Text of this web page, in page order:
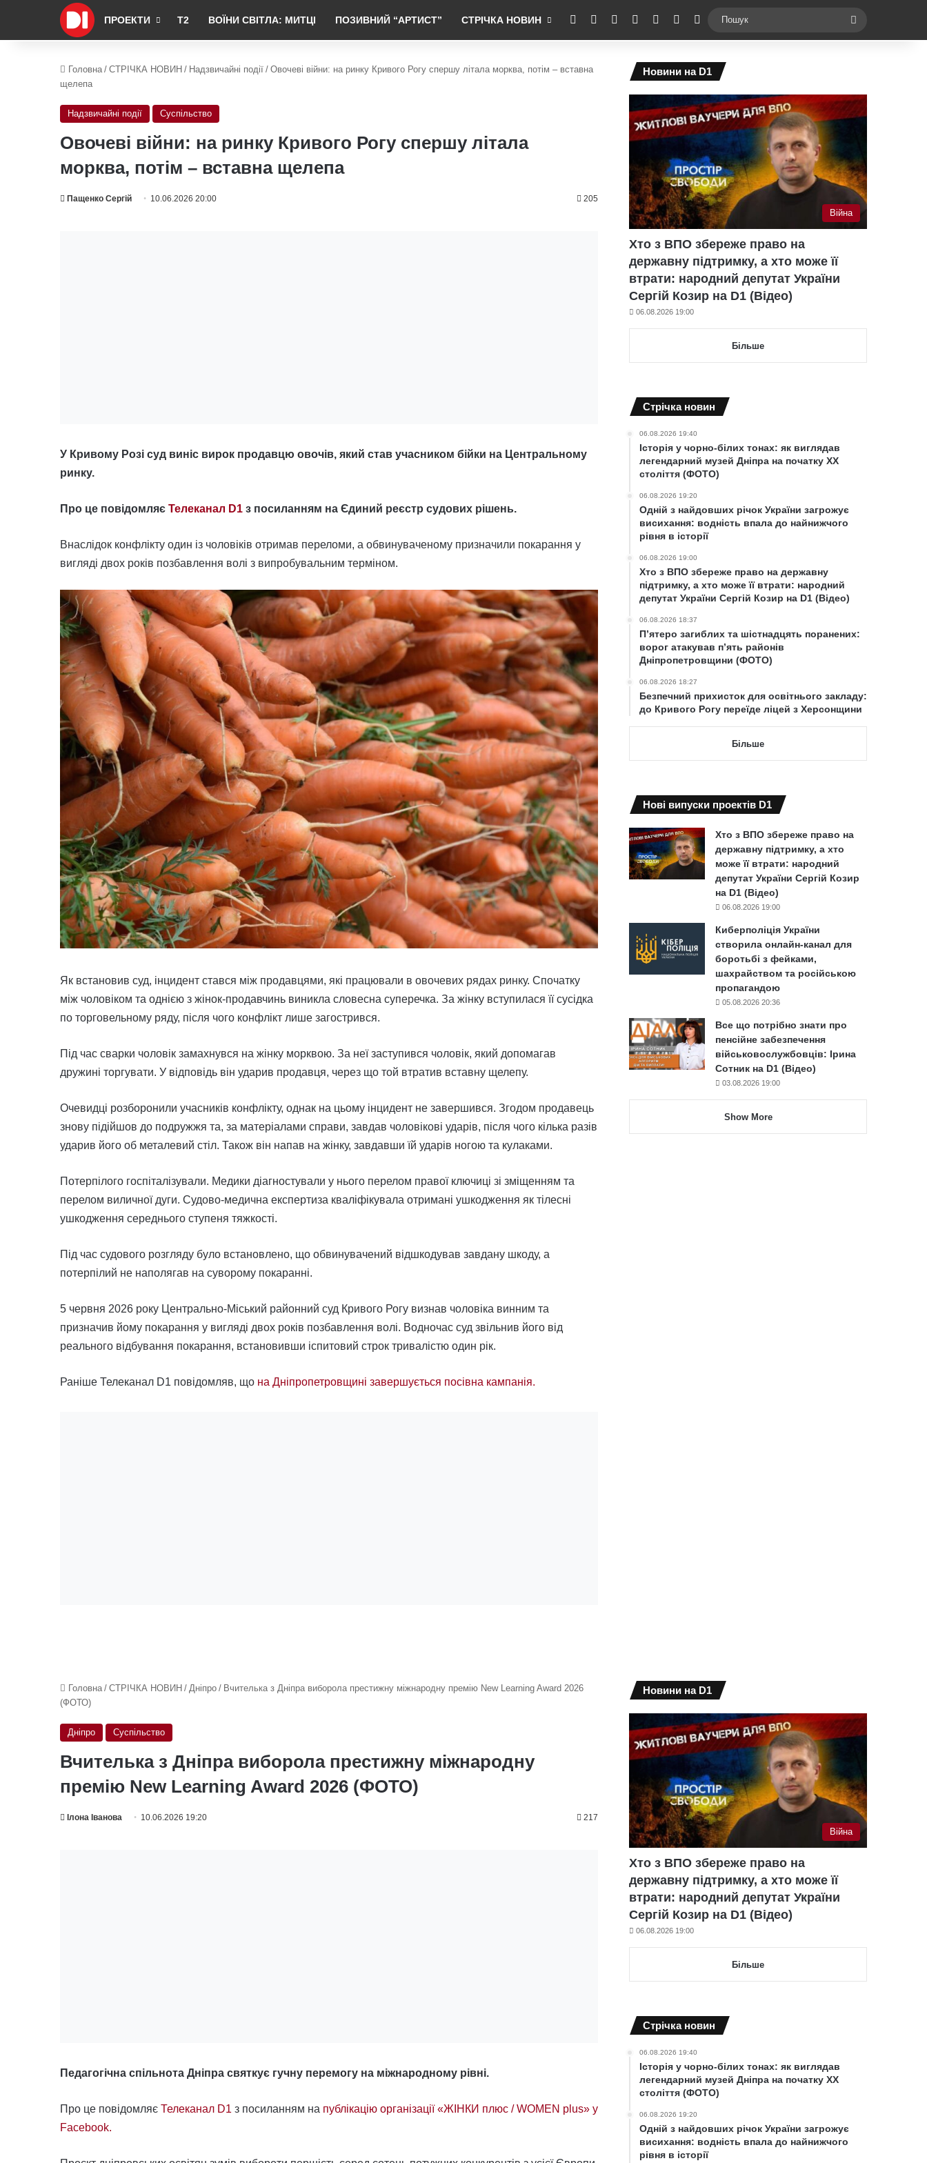
ПРОЕКТИ Т2 ВОЇНИ СВІТЛА: МИТЦІ ПОЗИВНИЙ “АРТИСТ” СТРІЧКА НОВИН RSS Facebook YouTubeInstagramTelegramSwitch skin
Головна / СТРІЧКА НОВИН / Надзвичайні події / Овочеві війни: на ринку Кривого Рогу спершу літала морква, потім – вставна
щелепа
Надзвичайні події Суспільство
Овочеві війни: на ринку Кривого Рогу спершу літала
морква, потім – вставна щелепа
Пащенко Сергій 10.06.2026 20:00 205
У Кривому Розі суд виніс вирок продавцю овочів, який став учасником бійки на Центральному
ринку.
Про це повідомляє Телеканал D1 з посиланням на Єдиний реєстр судових рішень.
Внаслідок конфлікту один із чоловіків отримав переломи, а обвинуваченому призначили покарання у
вигляді двох років позбавлення волі з випробувальним терміном.
Як встановив суд, інцидент стався між продавцями, які працювали в овочевих рядах ринку. Спочатку
між чоловіком та однією з жінок-продавчинь виникла словесна суперечка. За жінку вступилася її сусідка
по торговельному ряду, після чого конфлікт лише загострився.
Під час сварки чоловік замахнувся на жінку морквою. За неї заступився чоловік, який допомагав
дружині торгувати. У відповідь він ударив продавця, через що той втратив вставну щелепу.
Очевидці розборонили учасників конфлікту, однак на цьому інцидент не завершився. Згодом продавець
знову підійшов до подружжя та, за матеріалами справи, завдав чоловікові ударів, після чого кілька разів
ударив його об металевий стіл. Також він напав на жінку, завдавши їй ударів ногою та кулаками.
Потерпілого госпіталізували. Медики діагностували у нього перелом правої ключиці зі зміщенням та
перелом виличної дуги. Судово-медична експертиза кваліфікувала отримані ушкодження як тілесні
ушкодження середнього ступеня тяжкості.
Під час судового розгляду було встановлено, що обвинувачений відшкодував завдану шкоду, а
потерпілий не наполягав на суворому покаранні.
5 червня 2026 року Центрально-Міський районний суд Кривого Рогу визнав чоловіка винним та
призначив йому покарання у вигляді двох років позбавлення волі. Водночас суд звільнив його від
реального відбування покарання, встановивши іспитовий строк тривалістю один рік.
Раніше Телеканал D1 повідомляв, що на Дніпропетровщині завершується посівна кампанія.
Новини на D1
Війна
Хто з ВПО збереже право на
державну підтримку, а хто може її
втрати: народний депутат України
Сергій Козир на D1 (Відео)
06.08.2026 19:00
Більше
Cтрічка новин
06.08.2026 19:40
Історія у чорно-білих тонах: як виглядав
легендарний музей Дніпра на початку ХХ
століття (ФОТО)
06.08.2026 19:20
Одній з найдовших річок України загрожує
висихання: водність впала до найнижчого
рівня в історії
06.08.2026 19:00
Хто з ВПО збереже право на державну
підтримку, а хто може її втрати: народний
депутат України Сергій Козир на D1 (Відео)
06.08.2026 18:37
П’ятеро загиблих та шістнадцять поранених:
ворог атакував п’ять районів
Дніпропетровщини (ФОТО)
06.08.2026 18:27
Безпечний прихисток для освітнього закладу:
до Кривого Рогу переїде ліцей з Херсонщини
Більше
Нові випуски проектів D1
Хто з ВПО збереже право на
державну підтримку, а хто
може її втрати: народний
депутат України Сергій Козир
на D1 (Відео)
06.08.2026 19:00
Киберполіція України
створила онлайн-канал для
боротьбі з фейками,
шахрайством та російською
пропагандою
05.08.2026 20:36
Все що потрібно знати про
пенсійне забезпечення
військовослужбовців: Ірина
Сотник на D1 (Відео)
03.08.2026 19:00
Show More